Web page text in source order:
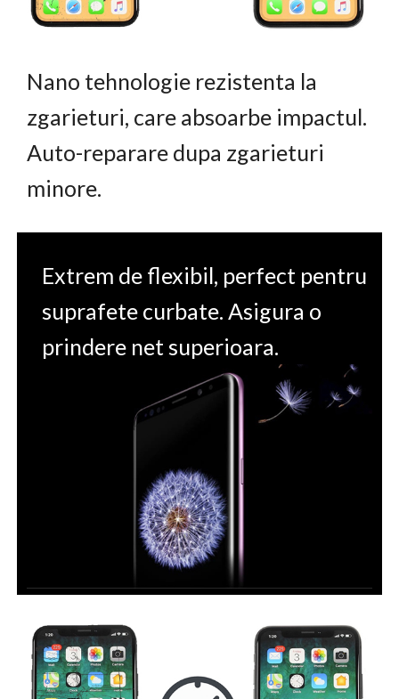
Nano tehnologie rezistenta la
zgarieturi, care absoarbe impactul.
Auto-reparare dupa zgarieturi
minore.
Extrem de flexibil, perfect pentru
suprafete curbate. Asigura o
prindere net superioara.